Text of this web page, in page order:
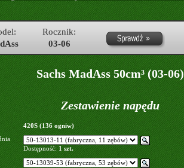
Rocznik:
03-06
Sachs MadAss 50cm³ (03-06)
Zestawienie napędu
420S (136 ogniw)
Dostępność: 1 szt.